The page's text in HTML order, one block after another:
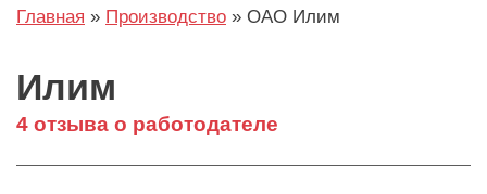
Главная » Производство » ОАО Илим
Илим
4 отзыва о работодателе